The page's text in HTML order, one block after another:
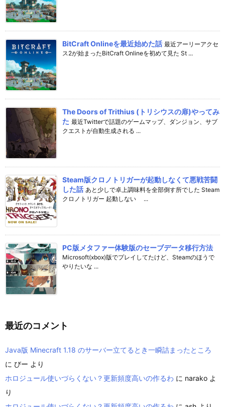
BitCraft Onlineを最近始めた話 最近アーリーアクセ
ス2が始まったBitCraft Onlineを初めて見た St ...
The Doors of Trithius (トリシウスの扉)やってみ
た 最近Twitterで話題のゲームマップ、ダンジョン、サブ
クエストが自動生成される ...
Steam版クロノトリガーが起動しなくて悪戦苦闘
した話 あと少しで卓上調味料を全部倒す所でした Steam
クロノトリガー 起動しない ...
PC版メタファー体験版のセーブデータ移行方法
Microsoft(xbox)版でプレイしてたけど、Steamのほうで
やりたいな ...
最近のコメント
Java版 Minecraft 1.18 のサーバー立てるとき一瞬詰まったところ
に びー より
ホロジュール使いづらくない？更新頻度高いの作るわ に narako よ
り